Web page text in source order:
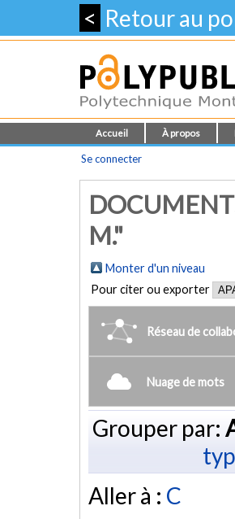
< Retour au
Accueil À propos
Se connecter
M."
Monter d'un niveau
Pour citer ou exporter
Réseau de
Nuage de mots
Grouper par:
Aller à : C